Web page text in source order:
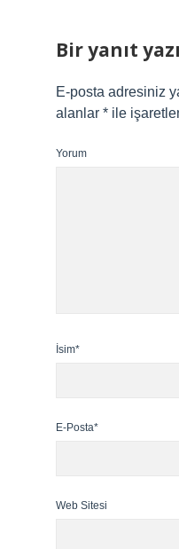
Bir yanıt
E-posta adresiniz
alanlar * ile
Yorum
İsim*
E-Posta*
Web Sitesi